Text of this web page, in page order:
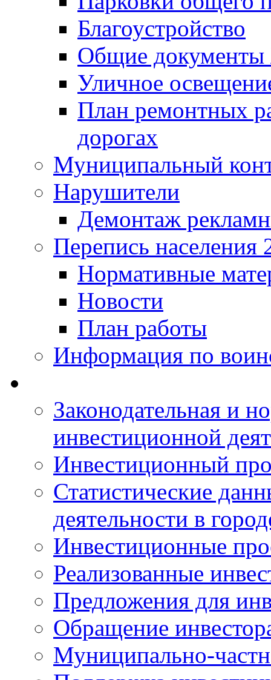
Благоустройство
Общие
Уличное
План ремонтных
дорогах
Муниципальный
Нарушители
Демонтаж
Перепись населения
Нормативные
Новости
План работы
Информация по
Законодательная и
инвестиционной
Инвестиционный
Статистические
деятельности в
Инвестиционные
Реализованные
Предложения для
Обращение
Муниципально-